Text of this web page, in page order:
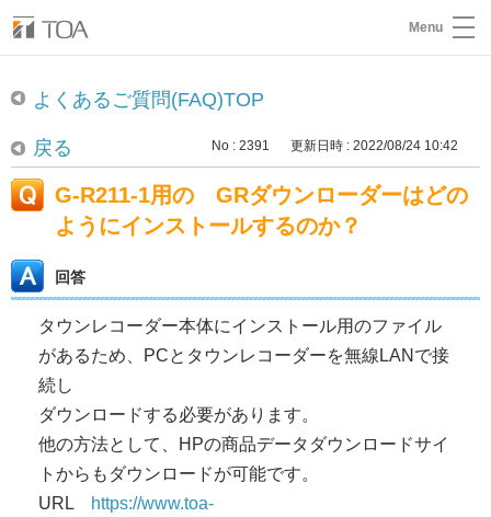
Menu
よくあるご質問(FAQ)TOP
戻る No : 2391 更新日時 : 2022/08/24 10:42
G-R211-1用の GRダウンローダーはどの
ようにインストールするのか？
回答
タウンレコーダー本体にインストール用のファイル
があるため、PCとタウンレコーダーを無線LANで接
続し
ダウンロードする必要があります。
他の方法として、HPの商品データダウンロードサイ
トからもダウンロードが可能です。
URL
https://www.toa-